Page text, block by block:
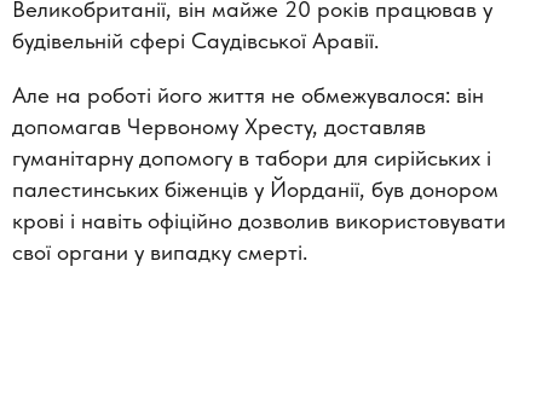
Великобританії, він майже 20 років працював у
будівельній сфері Саудівської Аравії.
Але на роботі його життя не обмежувалося: він
допомагав Червоному Хресту, доставляв
гуманітарну допомогу в табори для сирійських і
палестинських біженців у Йорданії, був донором
крові і навіть офіційно дозволив використовувати
свої органи у випадку смерті.